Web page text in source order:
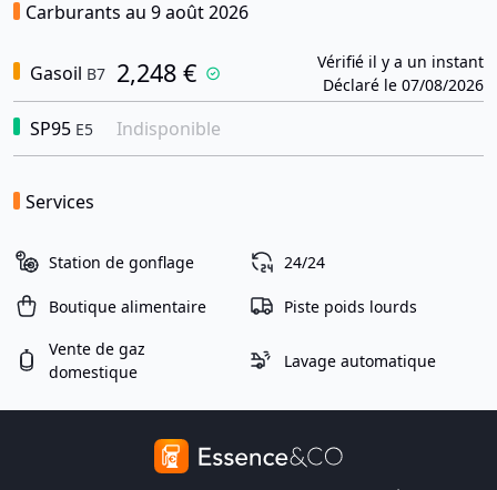
Carburants au 9 août 2026
Gasoil B7 2,248 €
Vérifié il y a un instant
Déclaré le 07/08/2026
SP95 E5 Indisponible
Services
Station de gonflage 24/24
Boutique alimentaire Piste poids lourds
Vente de gaz
domestique
Lavage automatique